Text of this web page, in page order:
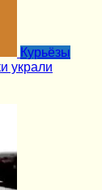
Курьёзы
украли